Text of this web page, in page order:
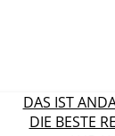
DAS IST
DIE BESTE